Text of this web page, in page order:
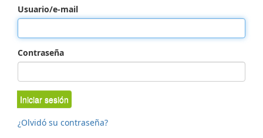
Usuario/e-mail
Contraseña
Iniciar sesión
¿Olvidó su contraseña?